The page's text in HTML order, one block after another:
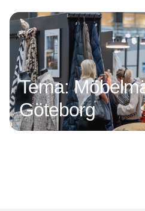
Tema:
Göteborg